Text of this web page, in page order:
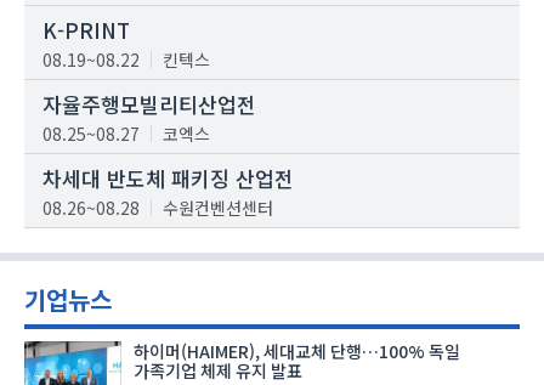
K-PRINT
08.19~08.22 킨텍스
자율주행모빌리티산업전
08.25~08.27 코엑스
차세대 반도체 패키징 산업전
08.26~08.28 수원컨벤션센터
기업뉴스
하이머(HAIMER), 세대교체 단행…100% 독일
가족기업 체제 유지 발표